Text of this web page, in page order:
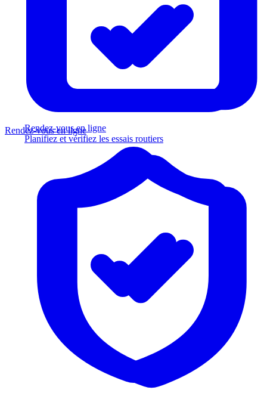
Rendez-vous en ligne
Planifiez et vérifiez les essais routiers
Rendez-vous en ligne